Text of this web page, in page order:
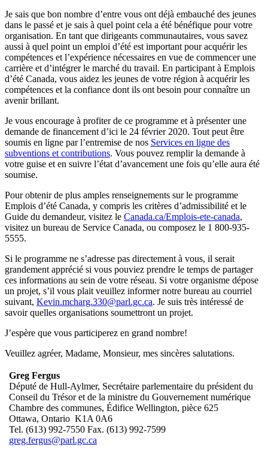
Je sais que bon nombre d’entre vous ont déjà embauché des jeunes
dans le passé et je sais à quel point cela a été bénéfique pour votre
organisation. En tant que dirigeants communautaires, vous savez
aussi à quel point un emploi d’été est important pour acquérir les
compétences et l’expérience nécessaires en vue de commencer une
carrière et d’intégrer le marché du travail. En participant à Emplois
d’été Canada, vous aidez les jeunes de votre région à acquérir les
compétences et la confiance dont ils ont besoin pour connaître un
avenir brillant.
Je vous encourage à profiter de ce programme et à présenter une
demande de financement d’ici le 24 février 2020. Tout peut être
soumis en ligne par l’entremise de nos Services en ligne des
subventions et contributions. Vous pouvez remplir la demande à
votre guise et en suivre l’état d’avancement une fois qu’elle aura été
soumise.
Pour obtenir de plus amples renseignements sur le programme
Emplois d’été Canada, y compris les critères d’admissibilité et le
Guide du demandeur, visitez le Canada.ca/Emplois-ete-canada,
visitez un bureau de Service Canada, ou composez le 1 800-935-
5555.
Si le programme ne s’adresse pas directement à vous, il serait
grandement apprécié si vous pouviez prendre le temps de partager
ces informations au sein de votre réseau. Si votre organisme dépose
un projet, s’il vous plait veuillez informer notre bureau au courriel
suivant, Kevin.mcharg.330@parl.gc.ca. Je suis très intéressé de
savoir quelles organisations soumettront un projet.
J’espère que vous participerez en grand nombre!
Veuillez agréer, Madame, Monsieur, mes sincères salutations.
Greg Fergus
Député de Hull-Aylmer, Secrétaire parlementaire du président du
Conseil du Trésor et de la ministre du Gouvernement numérique
Chambre des communes, Édifice Wellington, pièce 625
Ottawa, Ontario K1A 0A6
Tel. (613) 992-7550 Fax. (613) 992-7599
greg.fergus@parl.gc.ca